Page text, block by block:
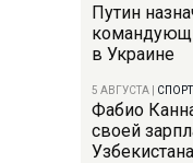
Путин
в Украине
5 АВГУСТА СПОРТ
Фабио
своей
Узбекистана